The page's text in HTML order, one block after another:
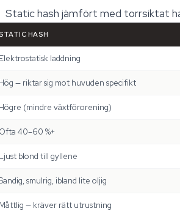
Static hash jämfört med torrsiktat
HASH
Elektrostatisk laddning
Hög — riktar sig mot huvuden specifikt
Högre (mindre växtförorening)
Ofta 40–60 %+
Ljust blond till gyllene
smulrig, ibland lite oljig
Måttlig — kräver rätt utrustning